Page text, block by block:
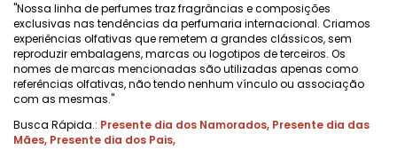
"Nossa linha de perfumes traz fragrâncias e composições
exclusivas nas tendências da perfumaria internacional. Criamos
experiências olfativas que remetem a grandes clássicos, sem
reproduzir embalagens, marcas ou logotipos de terceiros. Os
nomes de marcas mencionadas são utilizadas apenas como
referências olfativas, não tendo nenhum vínculo ou associação
com as mesmas."
Busca Rápida.: Presente dia dos Namorados, Presente dia das
Mães, Presente dia dos Pais,